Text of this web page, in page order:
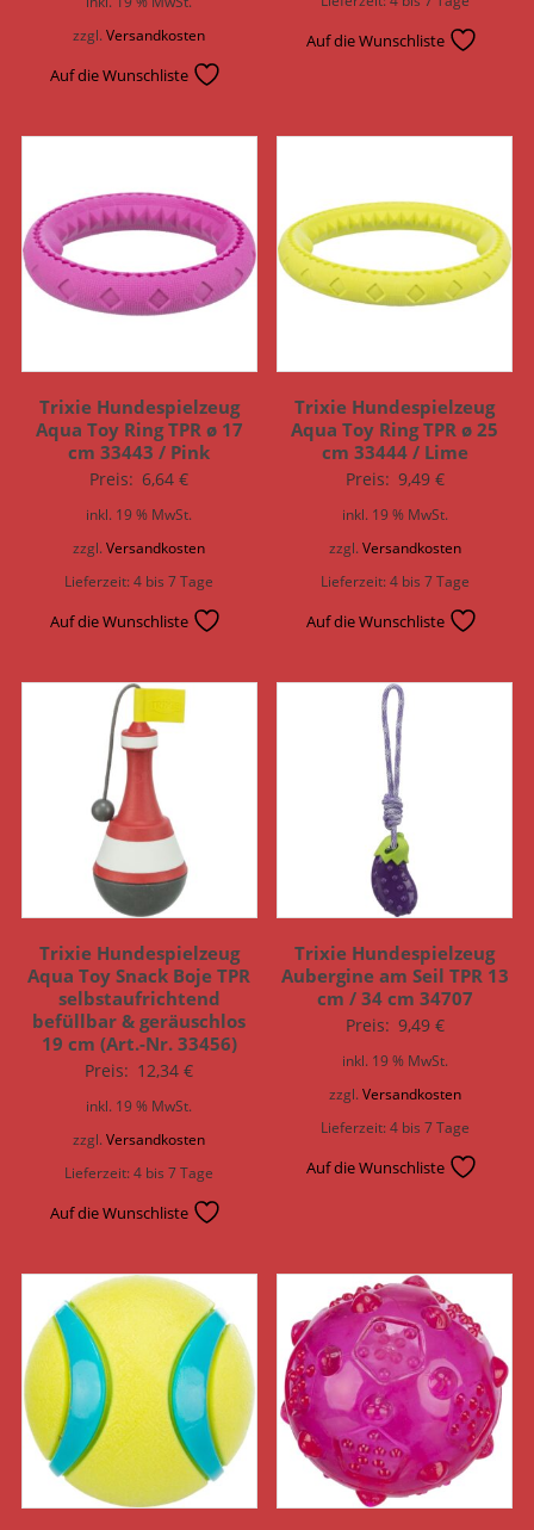
zzgl.Versandkosten
Auf die Wunschliste
Auf die Wunschliste
Trixie Hundespielzeug
Aqua Toy Ring TPR ø 17
cm 33443 / Pink
Preis: 6,64€
inkl. 19 % MwSt.
zzgl.Versandkosten
Lieferzeit:4 bis 7 Tage
Auf die Wunschliste
Trixie Hundespielzeug
Aqua Toy Ring TPR ø 25
cm 33444 / Lime
Preis: 9,49 €
inkl. 19 % MwSt.
zzgl. Versandkosten
Lieferzeit:4 bis 7 Tage
Auf die Wunschliste
Trixie Hundespielzeug
Aqua Toy Snack Boje TPR
selbstaufrichtend
befüllbar & geräuschlos
19 cm (Art.-Nr. 33456)
Preis: 12,34€
inkl. 19 % MwSt.
zzgl.Versandkosten
Lieferzeit:4 bis 7 Tage
Auf die Wunschliste
Trixie Hundespielzeug
Aubergine am Seil TPR 13
cm / 34 cm 34707
Preis: 9,49 €
inkl. 19 % MwSt.
zzgl. Versandkosten
Lieferzeit:4 bis 7 Tage
Auf die Wunschliste